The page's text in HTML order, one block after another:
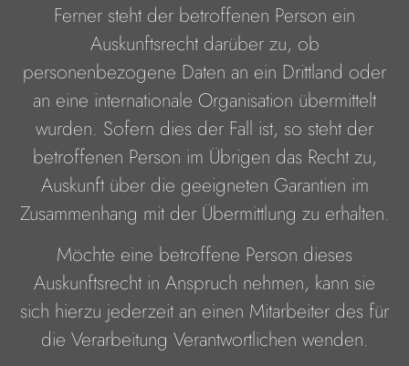
Ferner steht der betroffenen Person ein
Auskunftsrecht darüber zu, ob
personenbezogene Daten an ein Drittland oder
an eine internationale Organisation übermittelt
wurden. Sofern dies der Fall ist, so steht der
betroffenen Person im Übrigen das Recht zu,
Auskunft über die geeigneten Garantien im
Zusammenhang mit der Übermittlung zu erhalten.
Möchte eine betroffene Person dieses
Auskunftsrecht in Anspruch nehmen, kann sie
sich hierzu jederzeit an einen Mitarbeiter des für
die Verarbeitung Verantwortlichen wenden.